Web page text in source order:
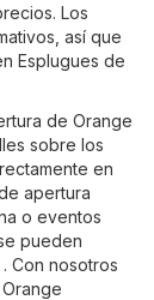
Los
así que
Esplugues de
de Orange
sobre los
en
apertura
o eventos
pueden
Con nosotros